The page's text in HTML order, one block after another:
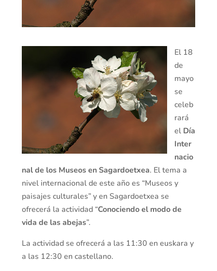
El 18
de
mayo
se
celeb
rará
el Día
Inter
nacio
nal de los Museos en Sagardoetxea. El tema a
nivel internacional de este año es “Museos y
paisajes culturales” y en Sagardoetxea se
ofrecerá la actividad “Conociendo el modo de
vida de las abejas”.
La actividad se ofrecerá a las 11:30 en euskara y
a las 12:30 en castellano.